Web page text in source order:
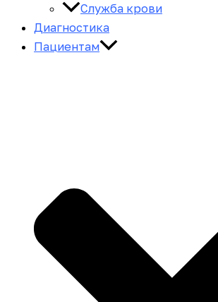
Служба крови
Диагностика
Пациентам